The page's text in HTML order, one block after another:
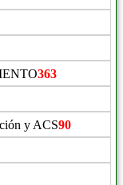
363
y ACS90